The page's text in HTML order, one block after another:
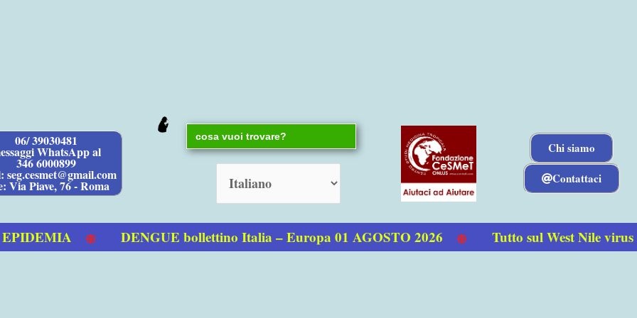
06/ 39030481
WhatsApp al
346 6000899
seg.cesmet@gmail.com
Via Piave, 76 - Roma
Search
for:
Chi siamo
Contattaci
DENGUE bollettino Italia – Europa 01 AGOSTO 2026 Tutto sul West Nile virus